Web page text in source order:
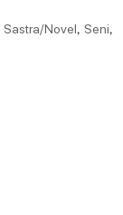
Sastra/Novel, Seni,